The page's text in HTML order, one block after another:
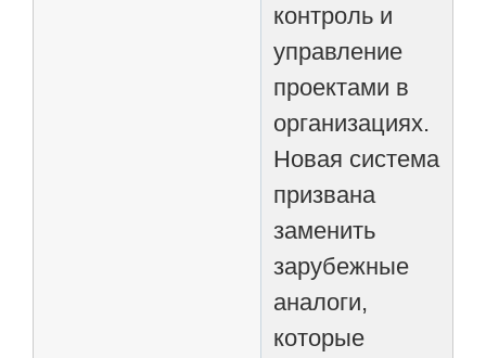
контроль и
управление
проектами в
организациях.
Новая система
призвана
заменить
зарубежные
аналоги,
которые